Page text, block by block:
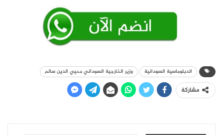
الدبلوماسية السودانية وزير الخارجية السوداني محيي الدين سالم
مشاركة